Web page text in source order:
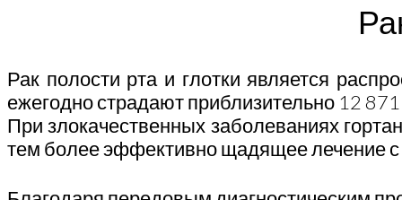
Рак полости рта и глотки является
ежегодно страдают приблизительно 12
При злокачественных заболеваниях
тем более эффективно щадящее лечение